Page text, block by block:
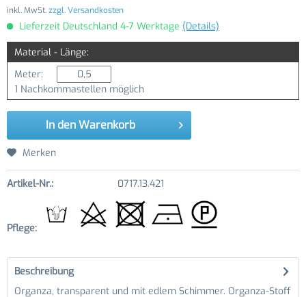
inkl. MwSt.zzgl. Versandkosten
Lieferzeit Deutschland 4-7 Werktage (Details)
Material - Länge:
Meter:
1 Nachkommastellen möglich
In den Warenkorb
Merken
Artikel-Nr.: 0717.13.421
Pflege:
Beschreibung
Organza, transparent und mit edlem Schimmer. Organza-Stoff